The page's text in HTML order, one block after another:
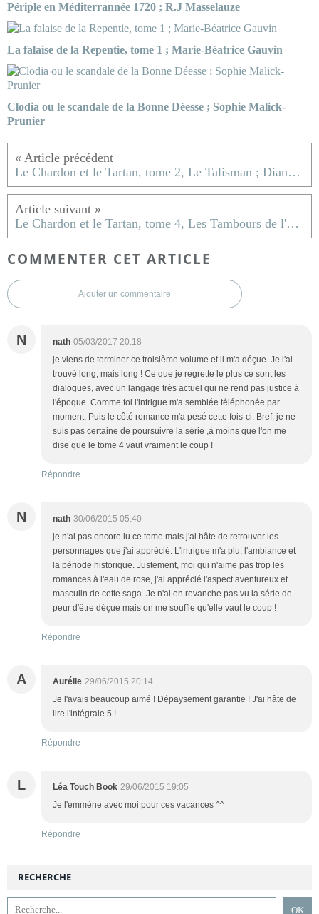
Périple en Méditerrannée 1720 ; R.J Masselauze
La falaise de la Repentie, tome 1 ; Marie-Béatrice Gauvin
Clodia ou le scandale de la Bonne Déesse ; Sophie Malick-
Prunier
Le Chardon et le Tartan, tome 2, Le Talisman ; Diana Gabaldon
Le Chardon et le Tartan, tome 4, Les Tambours de l'Automne ; Diana Gabaldon
COMMENTER CET ARTICLE
Ajouter un commentaire
N nath 05/03/2017 20:18
je viens de terminer ce troisième volume et il m'a déçue. Je l'ai
trouvé long, mais long ! Ce que je regrette le plus ce sont les
dialogues, avec un langage très actuel qui ne rend pas justice à
l'époque. Comme toi l'intrigue m'a semblée téléphonée par
moment. Puis le côté romance m'a pesé cette fois-ci. Bref, je ne
suis pas certaine de poursuivre la série ,à moins que l'on me
dise que le tome 4 vaut vraiment le coup !
Répondre
N nath 30/06/2015 05:40
je n'ai pas encore lu ce tome mais j'ai hâte de retrouver les
personnages que j'ai apprécié. L'intrigue m'a plu, l'ambiance et
la période historique. Justement, moi qui n'aime pas trop les
romances à l'eau de rose, j'ai apprécié l'aspect aventureux et
masculin de cette saga. Je n'ai en revanche pas vu la série de
peur d'être déçue mais on me souffle qu'elle vaut le coup !
Répondre
A Aurélie 29/06/2015 20:14
Je l'avais beaucoup aimé ! Dépaysement garantie ! J'ai hâte de
lire l'intégrale 5 !
Répondre
L Léa Touch Book 29/06/2015 19:05
Je l'emmène avec moi pour ces vacances ^^
Répondre
RECHERCHE